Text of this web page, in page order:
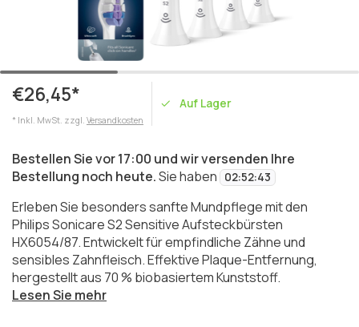
€26,45*
* Inkl. MwSt. zzgl. Versandkosten
Auf Lager
Bestellen Sie vor 17:00 und wir versenden Ihre
Bestellung noch heute.Sie haben 02:52:43
Erleben Sie besonders sanfte Mundpflege mit den
Philips Sonicare S2 Sensitive Aufsteckbürsten
HX6054/87. Entwickelt für empfindliche Zähne und
sensibles Zahnfleisch. Effektive Plaque-Entfernung,
hergestellt aus 70 % biobasiertem Kunststoff.
Lesen Sie mehr